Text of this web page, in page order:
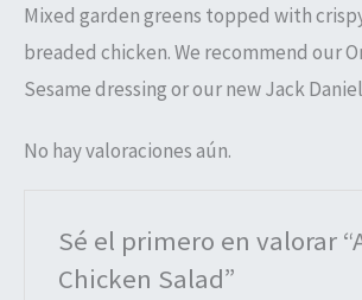
Mixed garden greens topped with
breaded chicken. We recommend our
Sesame dressing or our new Jack
No hay valoraciones aún.
Sé el primero en valorar
Chicken Salad”